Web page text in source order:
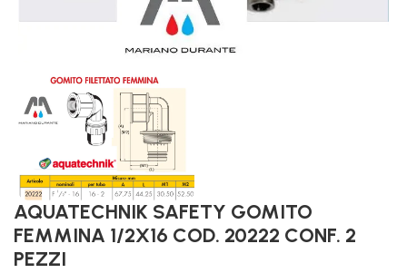
AQUATECHNIK SAFETY GOMITO
FEMMINA 1/2X16 COD. 20222 CONF. 2
PEZZI